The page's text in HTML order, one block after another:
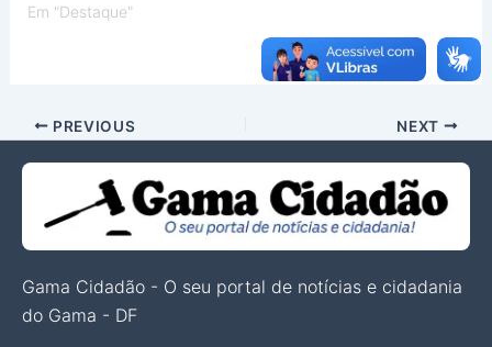
Em "Destaque"
PREVIOUS NEXT
Gama Cidadão - O seu portal de notícias e cidadania
do Gama - DF